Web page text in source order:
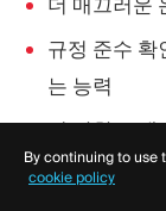
규정 준수 확
는 능력
더 강한 고객
이 이루어짐
목차
By continuing to use
cookie policy